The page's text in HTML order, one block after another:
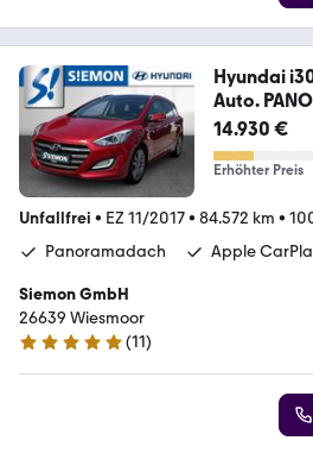
Hyundai
Auto. PANO
14.930 €
Erhöhter Preis
Unfallfrei • EZ 11/2017• 84.572 km •
Panoramadach
Apple
Siemon GmbH
26639 Wiesmoor
4.8 Sterne
(11)